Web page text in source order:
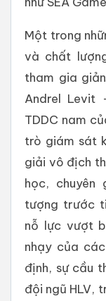
Một trong
và chất
tham gia
Andrel Levit
TDDC nam
trò giám sát
giải vô địch
học,
tượng trước
nỗ lực vượt
nhạy của
định, sự cầu
đội ngũ HLV,